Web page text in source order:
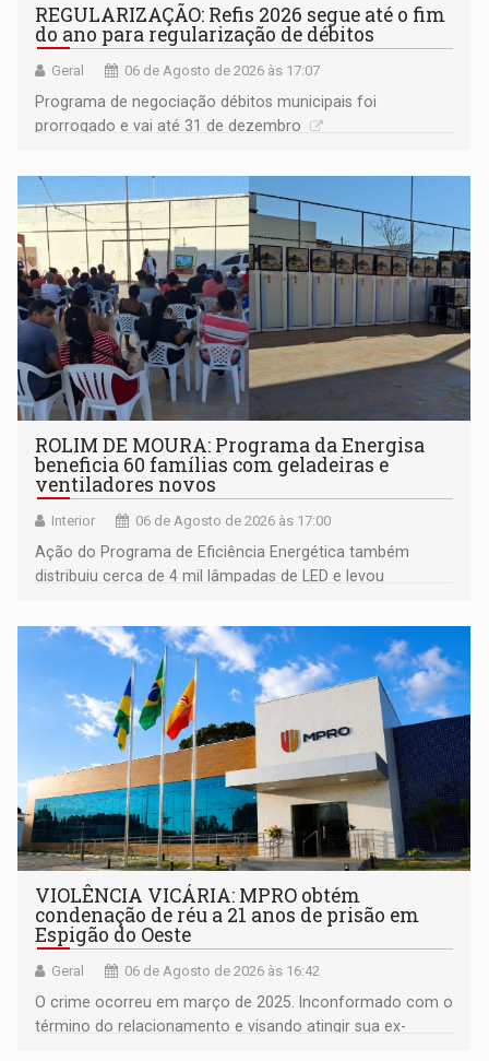
REGULARIZAÇÃO: Refis 2026 segue até o fim
do ano para regularização de débitos
Geral 06 de Agosto de 2026 às 17:07
Programa de negociação débitos municipais foi
prorrogado e vai até 31 de dezembro
ROLIM DE MOURA: Programa da Energisa
beneficia 60 famílias com geladeiras e
ventiladores novos
Interior 06 de Agosto de 2026 às 17:00
Ação do Programa de Eficiência Energética também
distribuiu cerca de 4 mil lâmpadas de LED e levou
comunidade
VIOLÊNCIA VICÁRIA: MPRO obtém
condenação de réu a 21 anos de prisão em
Espigão do Oeste
Geral 06 de Agosto de 2026 às 16:42
O crime ocorreu em março de 2025. Inconformado com o
término do relacionamento e visando atingir sua ex-